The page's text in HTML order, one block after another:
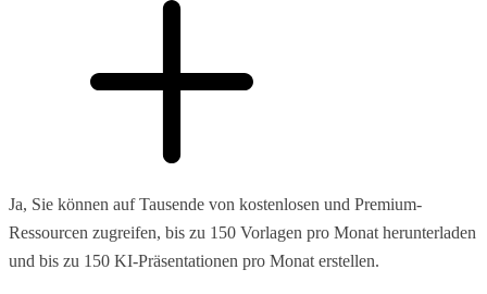
Ja, Sie können auf Tausende von kostenlosen und Premium-
Ressourcen zugreifen, bis zu 150 Vorlagen pro Monat herunterladen
und bis zu 150 KI-Präsentationen pro Monat erstellen.